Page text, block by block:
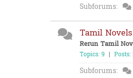
Subforums:
Tamil
Rerun Tamil
Topics: 9 | Posts:
Subforums: